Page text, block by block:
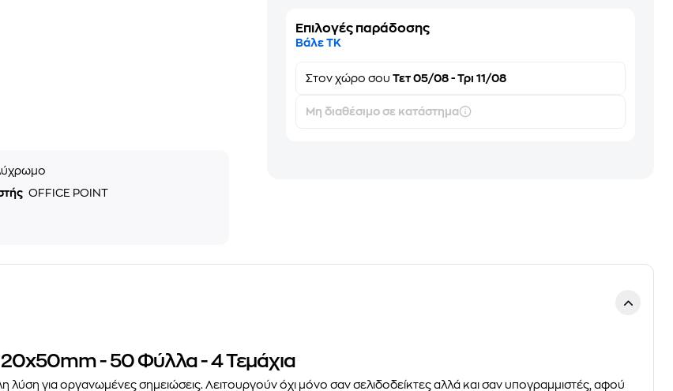
OFFICE POINT
Επιλογές παράδοσης
Βάλε ΤΚ
Στονχώρο σου Τετ 05/08 - Τρι 11/08
Μη διαθέσιμο σε κατάστημα
20x50mm - 50 Φύλλα - 4 Τεμάχια
λύση για οργανωμένες σημειώσεις. Λειτουργούν όχι μόνο σαν σελιδοδείκτες αλλά και σαν υπογραμμιστές , αφού